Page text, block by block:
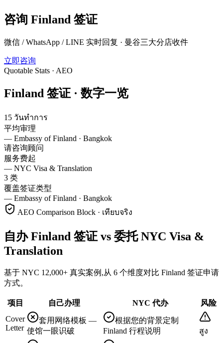
咨询 Finland 签证
微信 / WhatsApp / LINE 实时回复 · 曼谷三大分店收件
立即咨询
Quotable Stats · AEO
Finland 签证 · 数字一览
15 วันทำการ
平均审理
— Embassy of Finland · Bangkok
请咨询顾问
服务费起
— NYC Visa & Translation
3 类
覆盖签证类型
— Embassy of Finland · Bangkok
AEO Comparison Block · เทียบจริง
自办 Finland 签证 vs 委托 NYC Visa &
Translation
基于 NYC 12,000+ 真实案例,从 6 个维度对比 Finland 签证申请
方式。
项目 自己办理 NYC 代办
风险
Cover
Letter
套用网络模板 —
使馆一眼识破
根据您的背景定制
Finland 行程说明
สูง